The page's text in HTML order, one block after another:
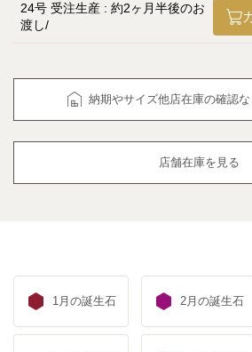
24号 受注生産 : 約2ヶ月半後のお
渡し
納期やサイズ他店在庫の確認
店舗在庫を見る
1月の誕生石 2月の誕生石